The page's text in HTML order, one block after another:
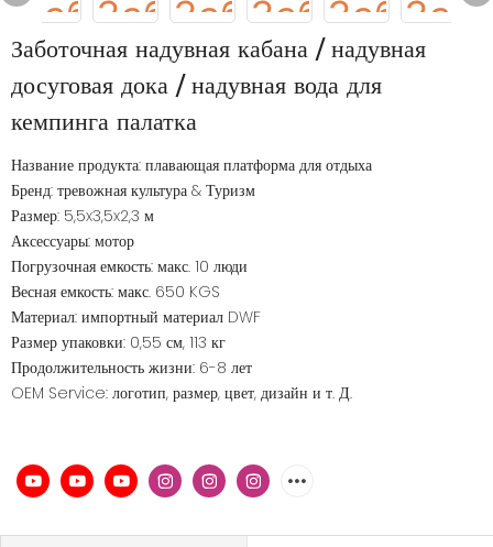
Заботочная надувная кабана / надувная
досуговая дока / надувная вода для
кемпинга палатка
Название продукта: плавающая платформа для отдыха
Бренд: тревожная культура & Туризм
Размер: 5,5x3,5x2,3 м
Аксессуары: мотор
Погрузочная емкость: макс. 10 люди
Весная емкость: макс. 650 KGS
Материал: импортный материал DWF
Размер упаковки: 0,55 см, 113 кг
Продолжительность жизни: 6-8 лет
OEM Service: логотип, размер, цвет, дизайн и т. Д.